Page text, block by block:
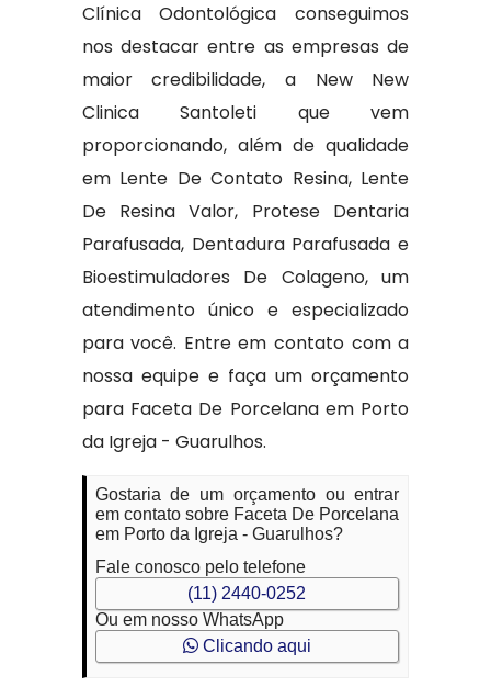
Clínica Odontológica conseguimos
nos destacar entre as empresas de
maior credibilidade, a New New
Clinica Santoleti que vem
proporcionando, além de qualidade
em Lente De Contato Resina, Lente
De Resina Valor, Protese Dentaria
Parafusada, Dentadura Parafusada e
Bioestimuladores De Colageno, um
atendimento único e especializado
para você. Entre em contato com a
nossa equipe e faça um orçamento
para Faceta De Porcelana em Porto
da Igreja - Guarulhos.
Gostaria de um orçamento ou entrar
em contato sobre Faceta De Porcelana
em Porto da Igreja - Guarulhos?
Fale conosco pelo telefone
(11) 2440-0252
Ou em nosso WhatsApp
Clicando aqui